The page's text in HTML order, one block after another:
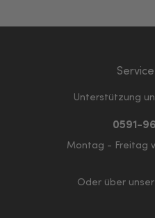
Unterstützung
0591-
Montag - Freitag
Oder über unser